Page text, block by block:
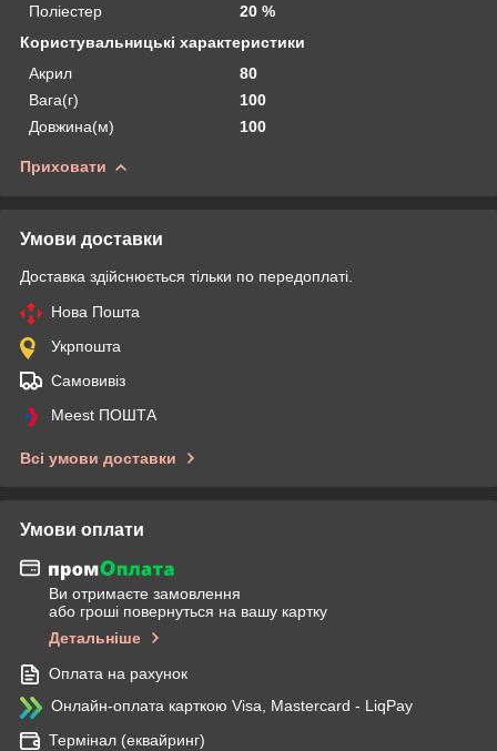
Поліестер
20 %
Користувальницькі характеристики
Акрил
80
Вага(г)
100
Довжина(м)
100
Приховати
Умови доставки
Доставка здійснюється тільки по передоплаті.
Нова Пошта
Укрпошта
Самовивіз
Meest ПОШТА
Всі умови доставки
Умови оплати
Ви отримаєте замовлення
або гроші повернуться на вашу картку
Детальніше
Оплата на рахунок
Онлайн-оплата карткою Visa, Mastercard - LiqPay
Термінал (еквайринг)